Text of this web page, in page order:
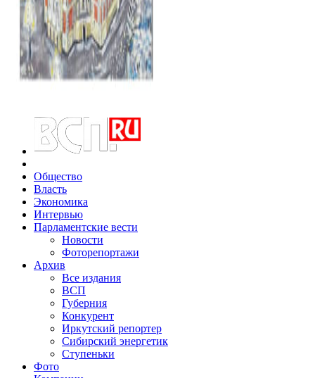
Общество
Власть
Экономика
Интервью
Парламентские вести
Новости
Фоторепортажи
Архив
Все издания
ВСП
Губерния
Конкурент
Иркутский репортер
Сибирский энергетик
Ступеньки
Фото